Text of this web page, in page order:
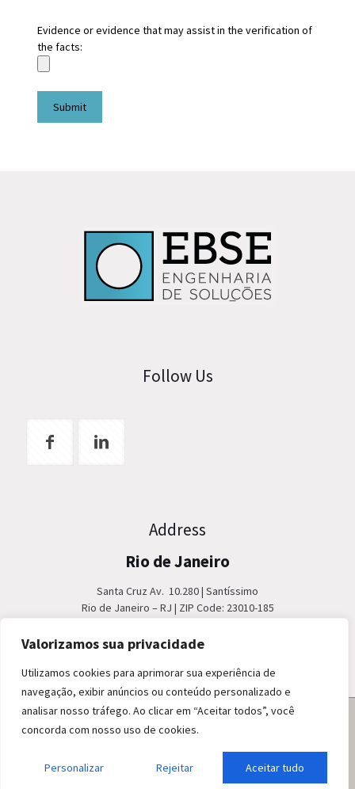
Valorizamos sua privacidade
Utilizamos cookies para aprimorar sua experiência de
navegação, exibir anúncios ou conteúdo personalizado e
analisar nosso tráfego. Ao clicar em “Aceitar todos”, você
concorda com nosso uso de cookies.
Personalizar Rejeitar Aceitar tudo
Evidence or evidence that may assist in the verification of
the facts:
Follow Us
Address
Rio de Janeiro
Santa Cruz Av. 10.280 | Santíssimo
Rio de Janeiro – RJ | ZIP Code: 23010-185
Fax: +55 21 2404 3610
© 2020 EBSE. All Rights Reserved.